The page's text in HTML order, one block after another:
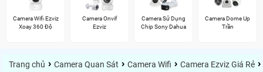
Camera Wifi Ezviz
Xoay 360 Độ
Camera Onvif
Ezviz
Camera Sử Dụng
Chip Sony Dahua
Camera Dome Up
Trần
Trang chủ › Camera Quan Sát › Camera Wifi › Camera Ezviz Giá Rẻ ›